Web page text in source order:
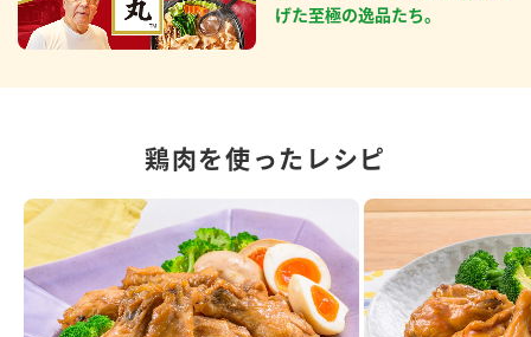
げた至極の逸品たち。
鶏肉を使ったレシピ